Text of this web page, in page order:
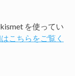
を使ってい
こちらをご覧く